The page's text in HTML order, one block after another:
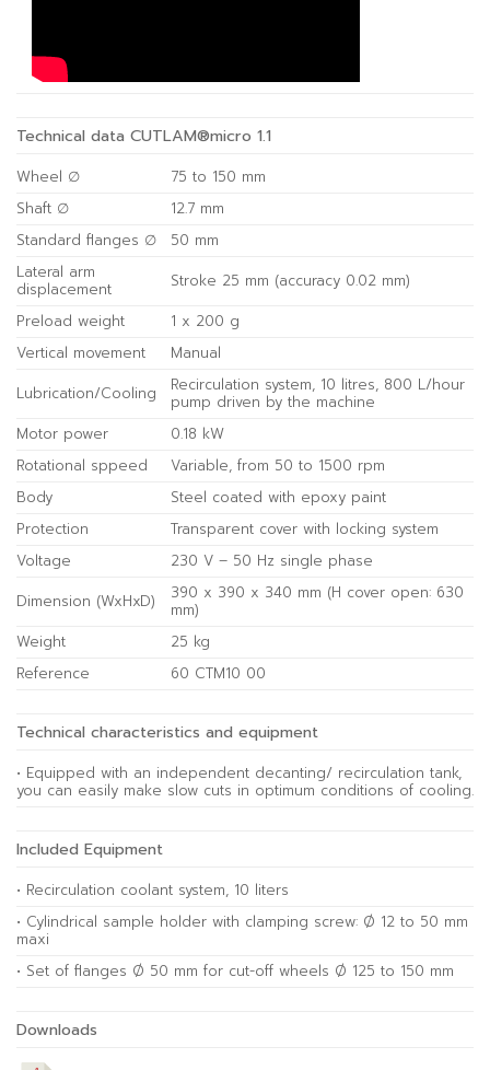
Technical data CUTLAM®micro 1.1
Wheel ∅
75 to 150 mm
Shaft ∅
12.7 mm
Standard flanges ∅
50 mm
Lateral arm
displacement
Stroke 25 mm (accuracy 0.02 mm)
Preload weight
1 x 200 g
Vertical movement
Manual
Lubrication/Cooling
Recirculation system, 10 litres, 800 L/hour
pump driven by the machine
Motor power
0.18 kW
Rotational sppeed
Variable, from 50 to 1500 rpm
Body
Steel coated with epoxy paint
Protection
Transparent cover with locking system
Voltage
230 V – 50 Hz single phase
Dimension (WxHxD)
390 x 390 x 340 mm (H cover open: 630
mm)
Weight
25 kg
Reference
60 CTM10 00
Technical characteristics and equipment
• Equipped with an independent decanting/ recirculation tank,
you can easily make slow cuts in optimum conditions of cooling.
Included Equipment
• Recirculation coolant system, 10 liters
• Cylindrical sample holder with clamping screw: Ø 12 to 50 mm
maxi
• Set of flanges Ø 50 mm for cut-off wheels Ø 125 to 150 mm
Downloads